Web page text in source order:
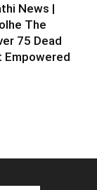
News |
The
75 Dead
Empowered